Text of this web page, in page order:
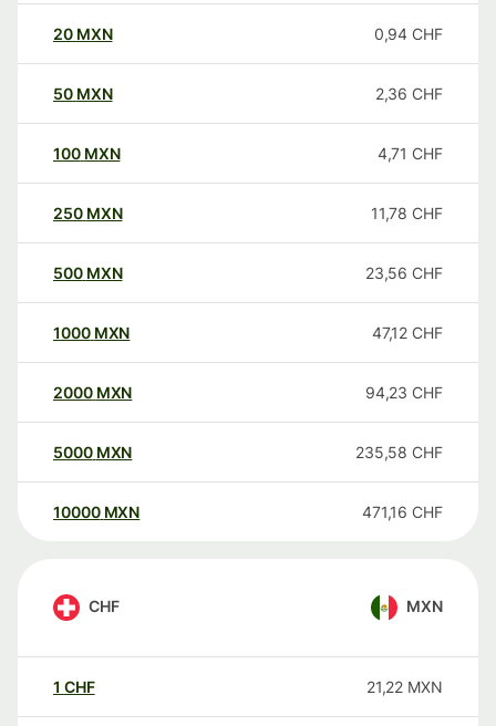
20 MXN 0,94 CHF
50 MXN 2,36 CHF
100 MXN 4,71 CHF
250 MXN 11,78 CHF
500 MXN 23,56 CHF
1000 MXN 47,12 CHF
2000 MXN 94,23 CHF
5000 MXN 235,58 CHF
10000 MXN 471,16 CHF
CHF MXN
1 CHF 21,22 MXN